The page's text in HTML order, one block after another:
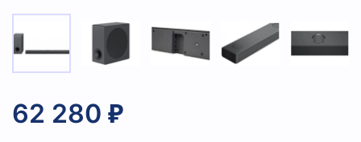
62 280 ₽